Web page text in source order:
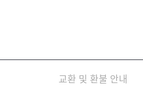
교환 및 환불 안내